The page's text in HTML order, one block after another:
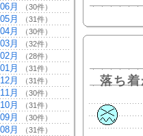
月 （30件）
月 （31件）
月 （30件）
月 （32件）
月 （28件）
月 （31件）
月 （31件）
月 （30件）
月 （31件）
月 （30件）
月 （31件）
落ち